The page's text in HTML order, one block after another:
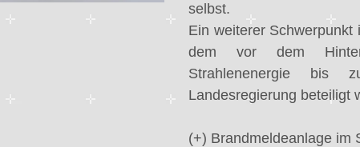
selbst.
Ein weiterer Schwerpunkt
dem vor dem
Strahlenenergie bis
Landesregierung beteiligt
(+) Brandmeldeanlage im